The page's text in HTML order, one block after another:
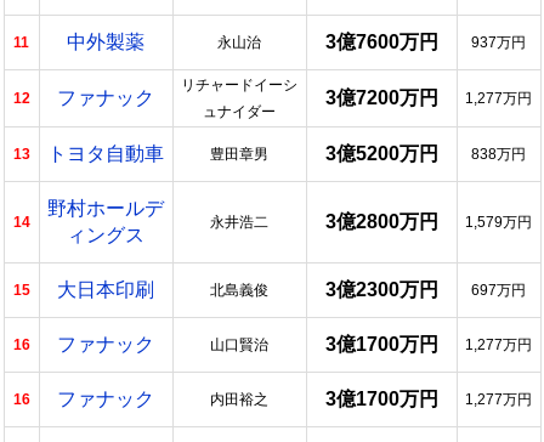
11 中外製薬 永山治 3億7600万円 937万円
12 ファナック
リチャードイーシ
ュナイダー
3億7200万円 1,277万円
13 トヨタ自動車 豊田章男 3億5200万円 838万円
14
野村ホールデ
ィングス
永井浩二 3億2800万円 1,579万円
15 大日本印刷 北島義俊 3億2300万円 697万円
16 ファナック 山口賢治 3億1700万円 1,277万円
16 ファナック 内田裕之 3億1700万円 1,277万円